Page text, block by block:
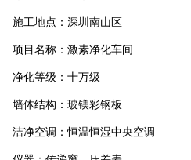
施工地点：深圳南山区
项目名称：激素净化车间
净化等级：十万级
墙体结构：玻镁彩钢板
洁净空调：恒温恒湿中央空调